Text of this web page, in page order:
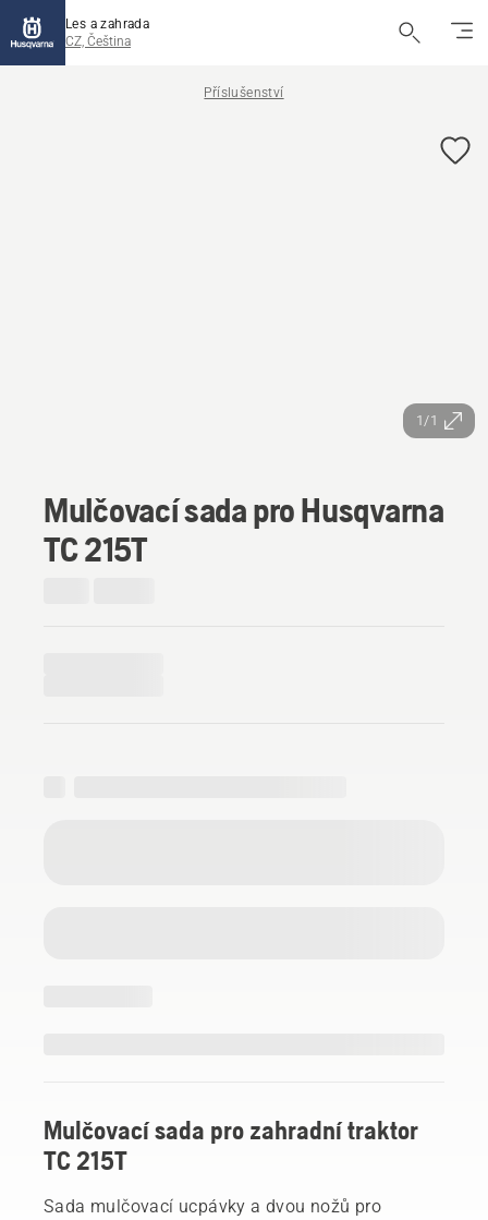
Les a zahrada
CZ, Čeština
Příslušenství
1/1
Mulčovací sada pro Husqvarna
TC 215T
Mulčovací sada pro zahradní traktor
TC 215T
Sada mulčovací ucpávky a dvou nožů pro